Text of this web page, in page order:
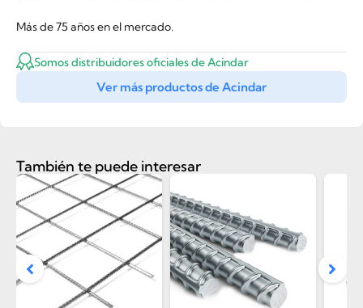
Más de 75 años en el mercado.
Somos distribuidores oficiales de Acindar
Ver más productos de Acindar
También te puede interesar